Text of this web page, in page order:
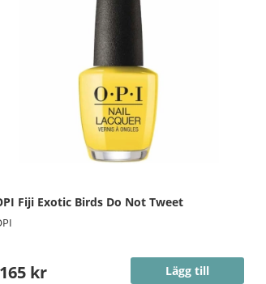
Fiji Exotic Birds Do Not Tweet
165 kr Lägg till